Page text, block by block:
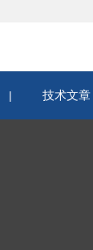
| 技术文章